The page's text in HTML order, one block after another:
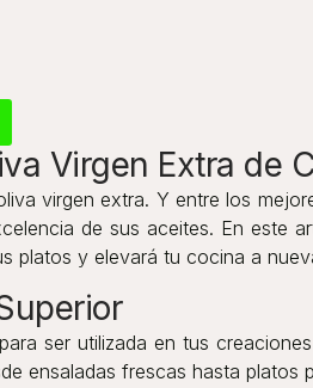
Virgen Extra de
virgen extra. Y entre los
de sus aceites. En este
platos y elevará tu cocina a
ser utilizada en tus
ensaladas frescas hasta platos